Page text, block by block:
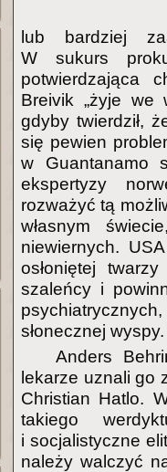
lub bardziej
W sukurs
potwierdzająca
Breivik „żyje we
gdyby twierdził,
się pewien
w Guantanamo
ekspertyzy
rozważyć tą
własnym
niewiernych.
osłoniętej
szaleńcy i
słonecznej wyspy.
Anders
lekarze uznali go
Christian Hatlo.
takiego
i socjalistyczne
należy walczyć